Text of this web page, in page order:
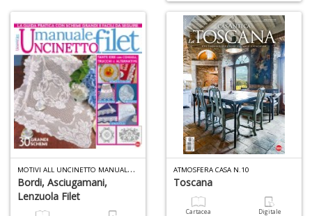
M
OTIVI ALL UNCINETTO MANUALE N.13
Bordi, Asciugamani,
Lenzuola Filet
ATMOSFERA CASA N.10
Toscana
Cartacea Digitale